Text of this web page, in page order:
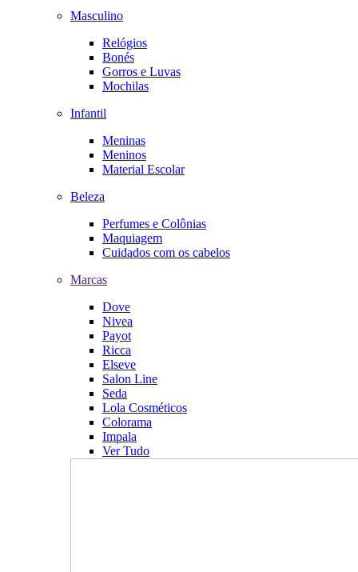
Masculino
Relógios
Bonés
Gorros e Luvas
Mochilas
Infantil
Meninas
Meninos
Material Escolar
Beleza
Perfumes e Colônias
Maquiagem
Cuidados com os cabelos
Marcas
Dove
Nivea
Payot
Ricca
Elseve
Salon Line
Seda
Lola Cosméticos
Colorama
Impala
Ver Tudo